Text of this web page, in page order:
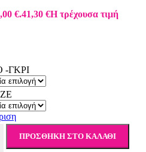
€.41,30 €Η τρέχουσα τιμή
ΓΚΡΙ
ΠΡΟΣΘΉΚΗ ΣΤΟ ΚΑΛΆΘΙ